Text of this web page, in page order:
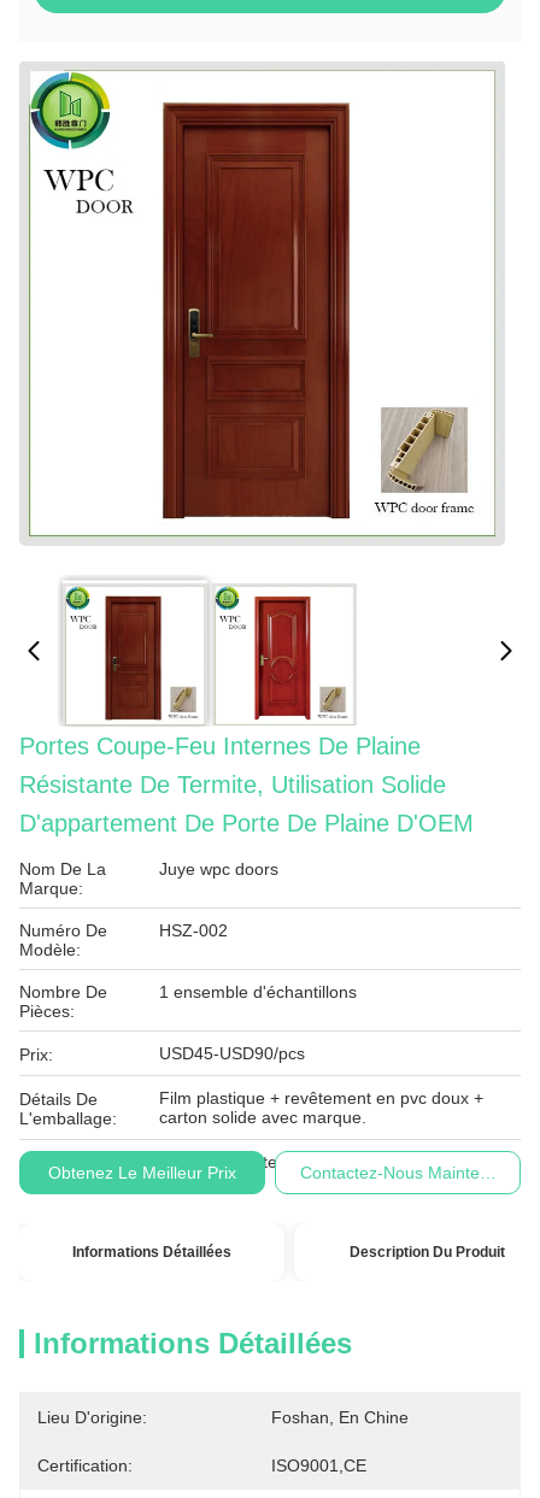
Portes Coupe-Feu Internes De Plaine
Résistante De Termite, Utilisation Solide
D'appartement De Porte De Plaine D'OEM
Nom De La
Marque:
Juye wpc doors
Numéro De
Modèle:
HSZ-002
Nombre De
Pièces:
1 ensemble d'échantillons
Prix: USD45-USD90/pcs
Détails De
L'emballage:
Film plastique + revêtement en pvc doux +
carton solide avec marque.
Conditions De
Paiement:
L/C, T/T, Western Union
Obtenez Le Meilleur Prix Contactez-Nous Maintenant
Informations Détaillées Description Du Produit
Informations Détaillées
Lieu D'origine: Foshan, En Chine
Certification: ISO9001,CE